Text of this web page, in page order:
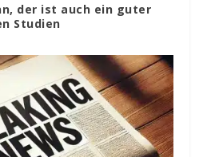
der ist auch ein guter
Studien